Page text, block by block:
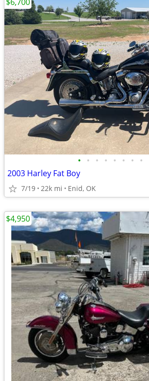
• • • • • • • •
2003 Harley Fat Boy
7/19 22k mi Enid, OK
$4,950